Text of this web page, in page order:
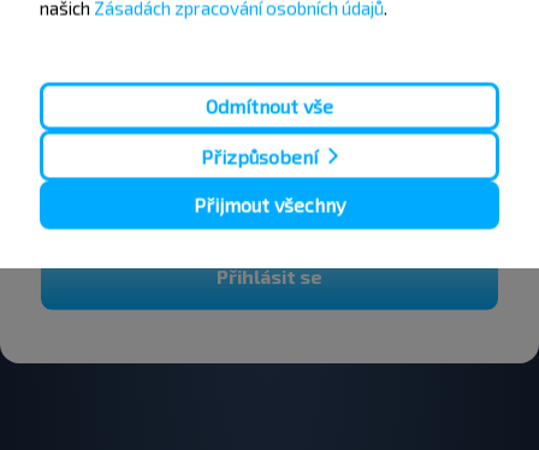
Nenechte si ujít akce, slevy a další zajímavé nabídky
od společnosti INFOBUS. Přihlaste se k odběru
novinek a cestujte s námi levněji!
Přihlásit se
našich Zásadách zpracování osobních údajů.
Odmítnout vše
Přizpůsobení
Přijmout všechny